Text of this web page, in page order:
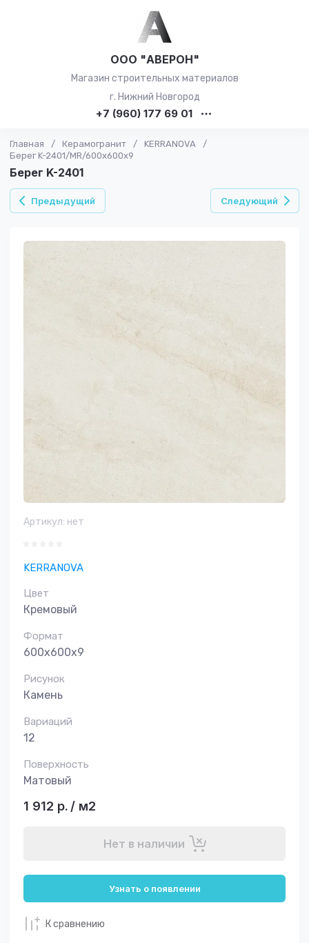
ООО "АВЕРОН"
Магазин строительных материалов
г. Нижний Новгород
+7 (960) 177 69 01
Главная / Керамогранит / KERRANOVA
/
Берег K-2401/MR/600x600x9
Берег K-2401
Предыдущий Следующий
Артикул: нет
KERRANOVA
Цвет
Кремовый
Формат
600х600х9
Рисунок
Камень
Вариаций
12
Поверхность
Матовый
1 912 р. / м2
Нет в наличии
Узнать о появлении
К сравнению